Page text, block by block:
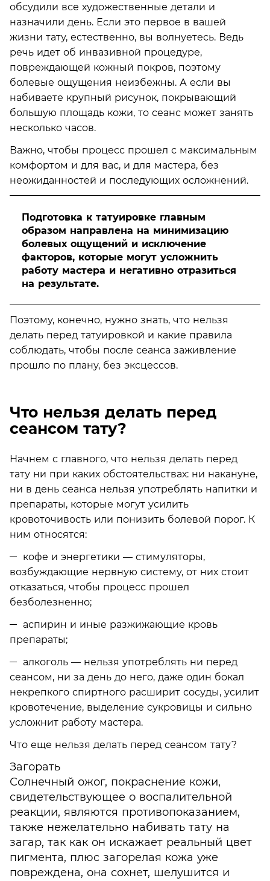
обсудили все художественные детали и
назначили день. Если это первое в вашей
жизни тату, естественно, вы волнуетесь. Ведь
речь идет об инвазивной процедуре,
повреждающей кожный покров, поэтому
болевые ощущения неизбежны. А если вы
набиваете крупный рисунок, покрывающий
большую площадь кожи, то сеанс может занять
несколько часов.
Важно, чтобы процесс прошел с максимальным
комфортом и для вас, и для мастера, без
неожиданностей и последующих осложнений.
Подготовка к татуировке главным
образом направлена на минимизацию
болевых ощущений и исключение
факторов, которые могут усложнить
работу мастера и негативно отразиться
нa результате.
Поэтому, конечно, нужно знать, что нельзя
делать перед татуировкой и какие правила
соблюдать, чтобы после сеанса заживление
прошло по плану, без эксцессов.
Что нельзя делать перед
сеансом тату?
Начнем с главного, что нельзя делать перед
тату ни при каких обстоятельствах: ни накануне,
ни в день сеанса нельзя употреблять напитки и
препараты, которые могут усилить
кровоточивость или понизить болевой порог. К
ним относятся:
кофе и энергетики — стимуляторы,
возбуждающие нервную систему, от них стоит
отказаться, чтобы процесс прошел
безболезненно;
аспирин и иные разжижающие кровь
препараты;
алкоголь — нельзя употреблять ни перед
сеансом, ни за день до него, даже один бокал
некрепкого спиртного расширит сосуды, усилит
кровотечение, выделение сукровицы и сильно
усложнит работу мастера.
Что еще нельзя делать перед сеансом тату?
Загорать
Солнечный ожог, покраснение кожи,
свидетельствующее о воспалительной
реакции, являются противопоказанием,
также нежелательно набивать тату на
загар, так как он искажает реальный цвет
пигмента, плюс загорелая кожа уже
повреждена, она сохнет, шелушится и